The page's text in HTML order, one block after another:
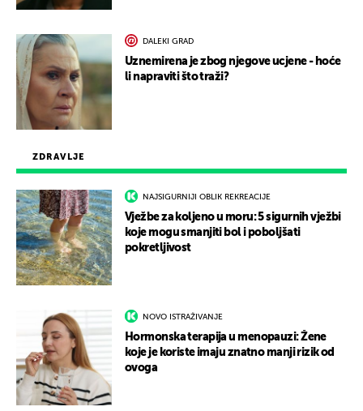
ZDRAVLJE
NAJSIGURNIJI OBLIK REKREACIJE
Vježbe za koljeno u moru: 5 sigurnih vježbi
koje mogu smanjiti bol i poboljšati
pokretljivost
NOVO ISTRAŽIVANJE
Hormonska terapija u menopauzi: Žene
koje je koriste imaju znatno manji rizik od
ovoga
DALEKI GRAD
Uznemirena je zbog njegove ucjene - hoće
li napraviti što traži?